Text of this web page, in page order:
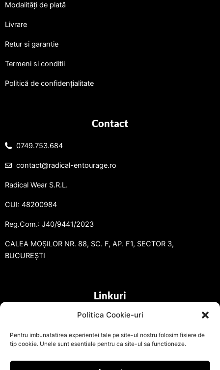
Politica Cookie-uri
Pentru imbunatatirea experientei tale pe site-ul nostru folosim fisiere de
tip cookie. Unele sunt esentiale pentru ca site-ul sa functioneze.
Modalități de plată
Livrare
Retur si garantie
Termeni si conditii
Politică de confidențialitate
Contact
0749.753.684
contact@radical-entourage.ro
Radical Wear S.R.L.
CUI: 48200984
Reg.Com.: J40/9441/2023
CALEA MOȘILOR NR. 88, SC. F, AP. F1, SECTOR 3,
BUCUREȘTI
Linkuri